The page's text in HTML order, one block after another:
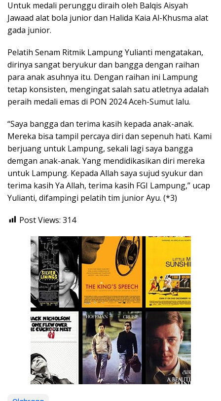
Untuk medali perunggu diraih oleh Balqis Aisyah
Jawaad alat bola junior dan Halida Kaia Al-Khusma alat
gada junior.
Pelatih Senam Ritmik Lampung Yulianti mengatakan,
dirinya sangat beryukur dan bangga dengan raihan
para anak asuhnya itu. Dengan raihan ini Lampung
tetap konsisten, mengingat salah satu atletnya adalah
peraih medali emas di PON 2024 Aceh-Sumut lalu.
“Saya bangga dan terima kasih kepada anak-anak.
Mereka bisa tampil percaya diri dan sepenuh hati. Kami
berjuang untuk Lampung, sekali lagi saya bangga
demgan anak-anak. Yang mendidikasikan diri mereka
untuk Lampung. Kepada Allah saya sujud syukur dan
terima kasih Ya Allah, terima kasih FGI Lampung,” ucap
Yulianti, difampingi pelatih tim junior Ayu. (*3)
Post Views: 314